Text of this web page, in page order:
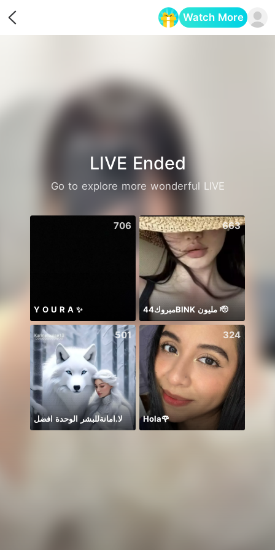
Watch More
LIVE Ended
Go to explore more wonderful LIVE
706
Y O U R A ✨
663
مبروك44BlNK مليون 🫡
501
لا.امانةللبشر الوحدة افضل
324
Hola🌹